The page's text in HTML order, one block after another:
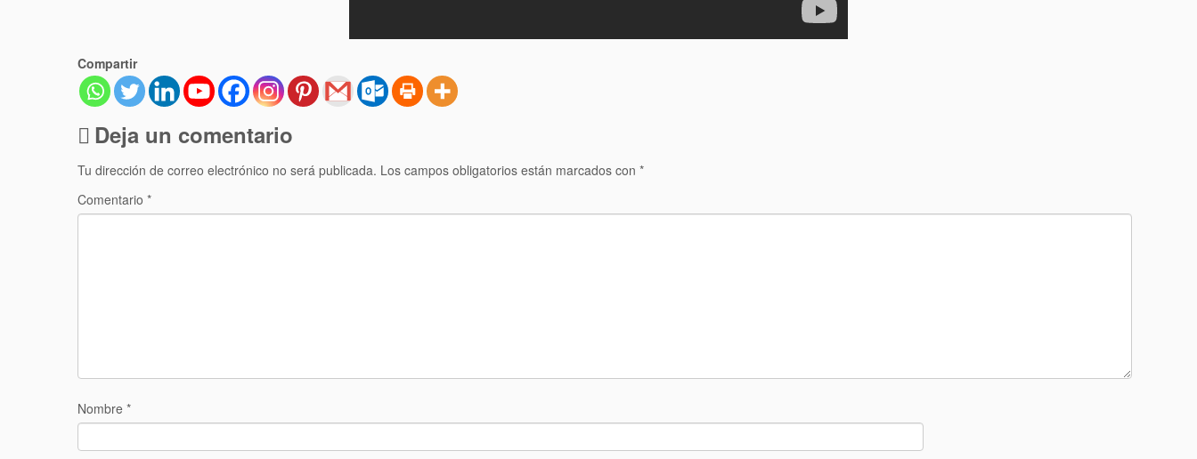
Compartir
Deja un comentario
Tu dirección de correo electrónico no será publicada. Los campos obligatorios están marcados con *
Comentario *
Nombre *